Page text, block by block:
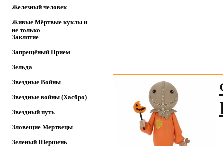
Железный человек
Живые Мёртвые куклы и
не только
Заклятие
Запрещёный Прием
Зельда
Звездные Войны
Звездные войны (Хасбро)
Звездный путь
Зловещие Мертвецы
Зеленый Шершень